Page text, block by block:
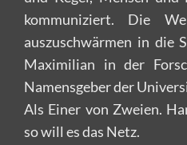
kommuniziert. Die
auszuschwärmen in die
Maximilian in der
Namensgeber der
Als Einer von Zweien.
so will es das Netz.